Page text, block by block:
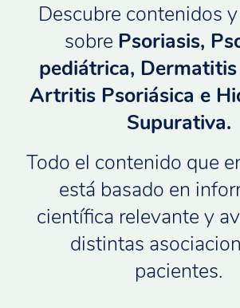
Descubre contenidos
sobre Psoriasis,
pediátrica,
Artritis Psoriásica e
Supurativa.
Todo el contenido que
está basado en
científica relevante y
distintas
pacientes.